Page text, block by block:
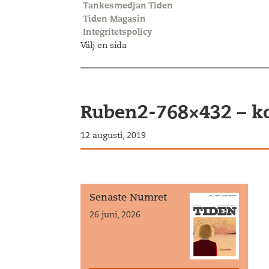
Tankesmedjan Tiden
Tiden Magasin
Integritetspolicy
Välj en sida
Ruben2-768×432 –
12 augusti, 2019
Senaste Numret
26 juni, 2026